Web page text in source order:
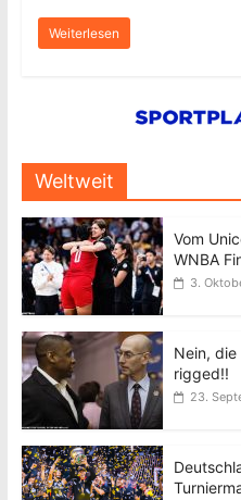
Weiterlesen
Weltweit
Vom
WNBA
3.
Nein,
rigged!!
23.